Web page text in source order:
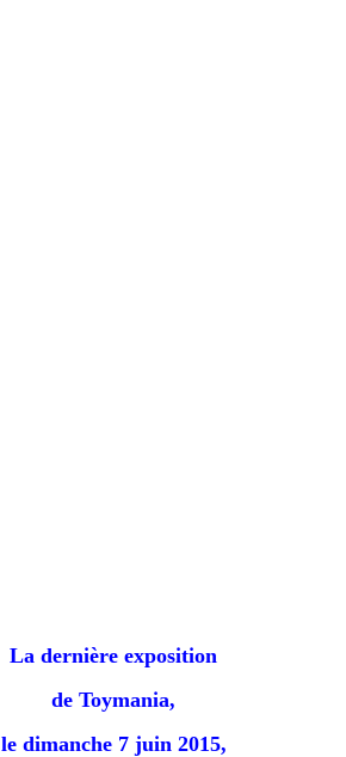
La dernière exposition
de Toymania,
le dimanche 7 juin 2015,